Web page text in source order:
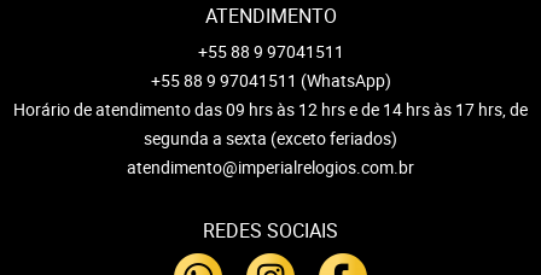
ATENDIMENTO
+55 88 9 97041511
+55 88 9 97041511 (WhatsApp)
Horário de atendimento das 09 hrs às 12 hrs e de 14 hrs às 17 hrs, de
segunda a sexta (exceto feriados)
atendimento@imperialrelogios.com.br
REDES SOCIAIS